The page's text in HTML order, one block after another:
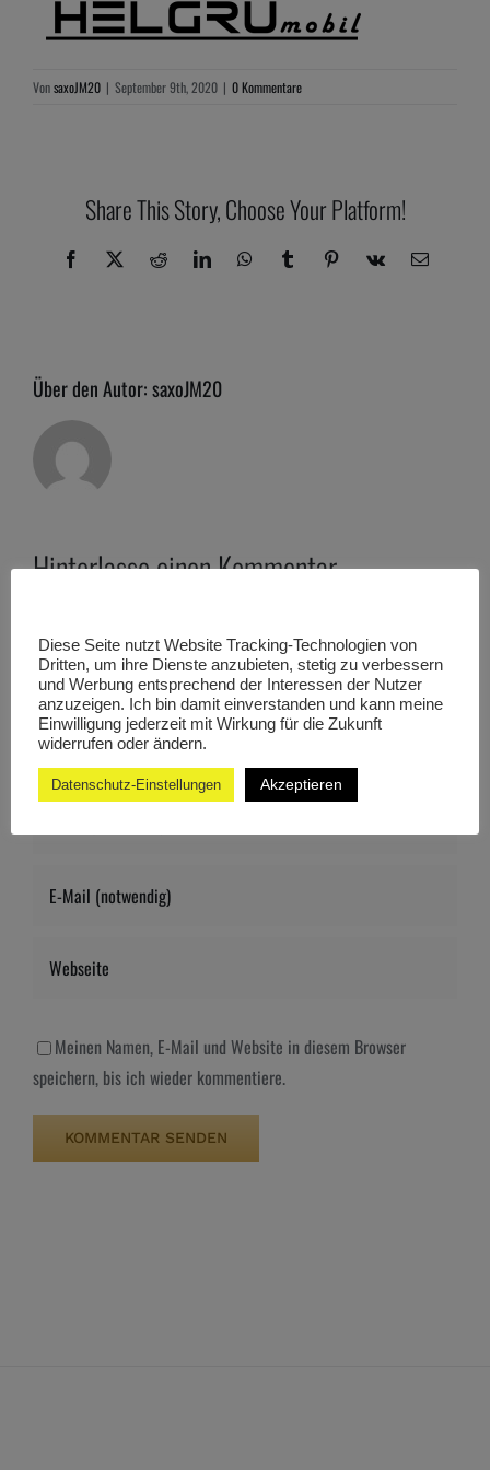
VonsaxoJM20 | September 9th, 2020 | 0 Kommentare
Share This Story, Choose Your Platform!
Facebook
X RedditLinkedInWhatsAppTumblrPinterest
Vk
E-
Über den Autor:saxoJM20
Hinterlasse einen Kommentar
Meinen Namen, E-Mail und Website in diesem Browser
speichern, bis ich wieder kommentiere.
Diese Seite nutzt Website Tracking-Technologien von
Dritten, um ihre Dienste anzubieten, stetig zu verbessern
und Werbung entsprechend der Interessen der Nutzer
anzuzeigen. Ich bin damit einverstanden und kann meine
Einwilligung jederzeit mit Wirkung für die Zukunft
widerrufen oder ändern.
Datenschutz-Einstellungen Akzeptieren